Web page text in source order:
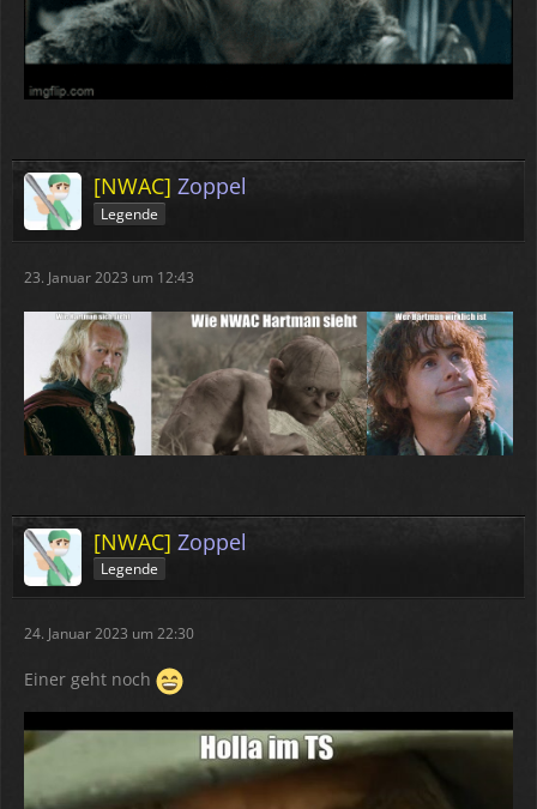
[NWAC] Zoppel
Legende
23. Januar 2023 um 12:43
[NWAC] Zoppel
Legende
24. Januar 2023 um 22:30
Einer geht noch